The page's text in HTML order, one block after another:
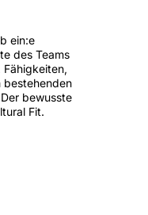
ein:e
des Teams
bewusste
Fit.